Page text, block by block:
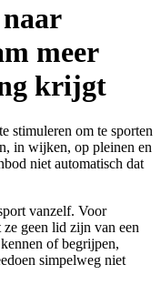
meer
krijgt
stimuleren om te sporten
in wijken, op pleinen en
niet automatisch dat
vanzelf. Voor
geen lid zijn van een
of begrijpen,
simpelweg niet